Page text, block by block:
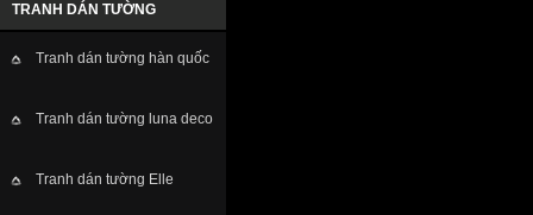
TRANH DÁN TƯỜNG
Tranh dán tường hàn quốc
Tranh dán tường luna deco
Tranh dán tường Elle
Giấy Dán Tường
Miracle PN5116-5
Miracle NL11507
Giấy Dán Tường